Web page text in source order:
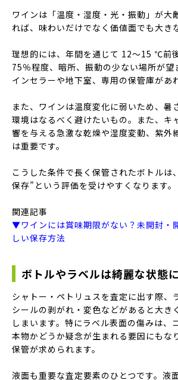
ワインは「温度・湿度・光・振動」が大
れば、味わいだけでなく価値面でも大き
理想的には、年間を通じて 12〜15 ℃前
75％程度、暗所、振動の少ない場所が望
インセラーや地下室、専用の保管庫があ
また、ワインは温度変化に弱いため、暑
環境はなるべく避けたいもの。また、キ
響を与える急激な乾燥や湿度変動、紫外
は重要です。
こうした条件で長く保管されたボトルは
保存”という評価を受けやすくなります。
関連記事
▼ワインには賞味期限がない？未開封・
しい保存方法
ボトルやラベルは綺麗な状態
シャトー・ペトリュスを査定に出す際、
シールの剥がれ・変色などがあると大き
しまいます。特にラベル表面の傷みは、
本物かどうか疑念が生まれる要因にもな
保管が求められます。
液面も重要な査定要素のひとつです。液